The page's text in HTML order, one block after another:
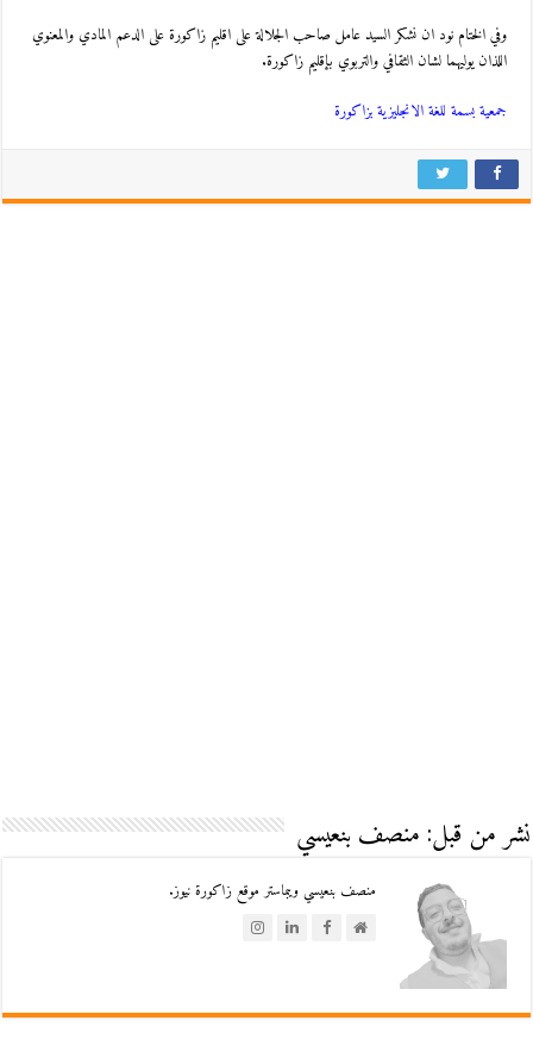
وفي الختام نود ان نشكر السيد عامل صاحب الجلالة على اقليم زاكورة على الدعم المادي والمعنوي
اللذان يوليهما لشان الثقافي والتربوي بإقليم زاكورة.
جمعية بسمة للغة الانجليزية بزاكورة
نشر من قبل: منصف بنعيسي
منصف بنعيسي ويبماستر موقع زاكورة نيوز.